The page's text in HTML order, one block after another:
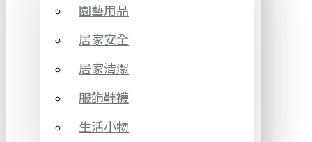
園藝用品
居家安全
居家清潔
服飾鞋襪
生活小物